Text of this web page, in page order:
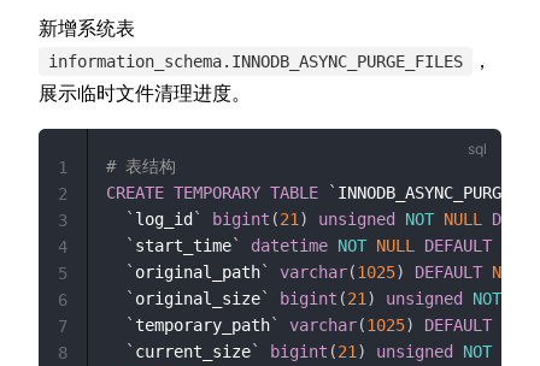
新增系统表
information_schema.INNODB_ASYNC_PURGE_FILES
，
展示临时文件清理进度。
# 表结构
CREATE TEMPORARY TABLE `
` log_id` bigint (21 ) unsigned NOT NULL
` start_time` datetime NOT NULL DEFAULT
` original_path` varchar(1025) DEFAULT NULL
` original_size` bigint (21 ) unsigned NOT
` temporary_path` varchar(1025) DEFAULT
` current_size` bigint (21 ) unsigned NOT
1
2
3
4
5
6
7
8